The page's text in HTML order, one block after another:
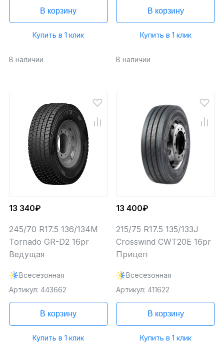
В корзину
Купить в 1 клик
В наличии
В корзину
Купить в 1 клик
В наличии
13 340₽
245/70 R17.5 136/134M
Tornado GR-D2 16pr
Ведущая
Всесезонная
Артикул: 443662
В корзину
Купить в 1 клик
13 400₽
215/75 R17.5 135/133J
Crosswind CWT20E 16pr
Прицеп
Всесезонная
Артикул: 411622
В корзину
Купить в 1 клик